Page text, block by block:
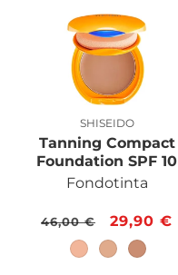
Produttore:
SHISEIDO
Tanning Compact
Foundation SPF 10
Fondotinta
Prezzo
46,00 €
Prezzo
scontato
29,90 €